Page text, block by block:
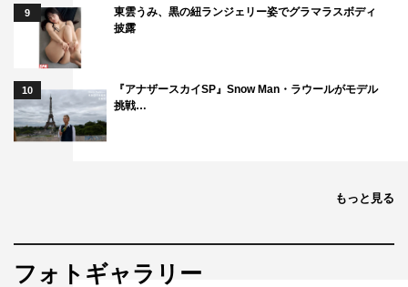
9
東雲うみ、黒の紐ランジェリー姿でグラマラスボディ
披露
10
『アナザースカイSP』Snow Man・ラウールがモデル
挑戦…
もっと見る
フォトギャラリー